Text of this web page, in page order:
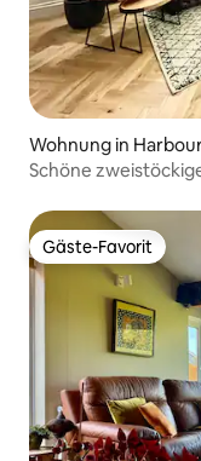
Wohnung in
Schöne
Gäste-Favorit
Gäste-Favorit